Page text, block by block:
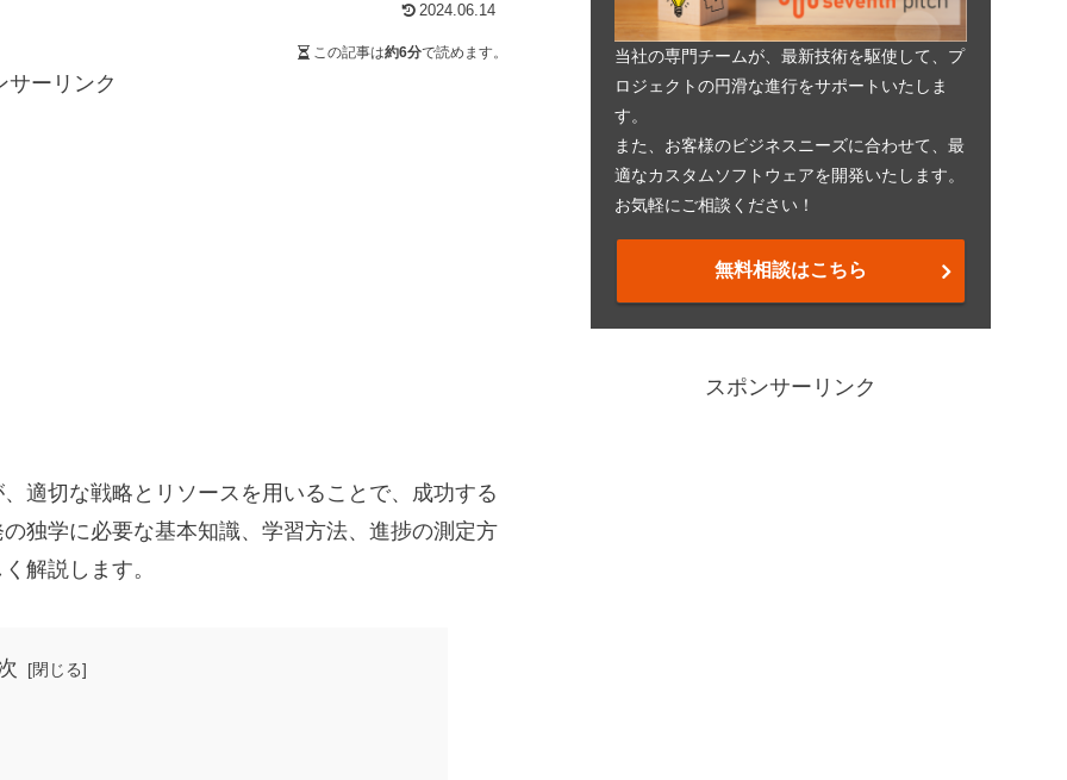
2024.06.14
この記事は約6分で読めます。
サーリンク
適切な戦略とリソースを用いることで、成功する
独学に必要な基本知識、学習方法、進捗の測定方
解説します。
当社の専門チームが、最新技術を駆使して、プ
ロジェクトの円滑な進行をサポートいたしま
す。
また、お客様のビジネスニーズに合わせて、最
適なカスタムソフトウェアを開発いたします。
お気軽にご相談ください！
無料相談はこちら
スポンサーリンク